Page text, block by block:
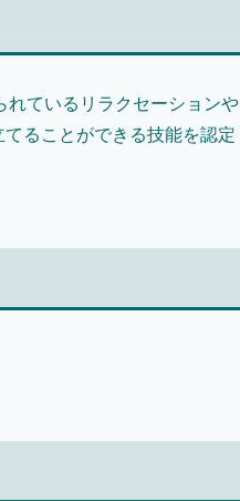
れているリラクセーションや
ることができる技能を認定